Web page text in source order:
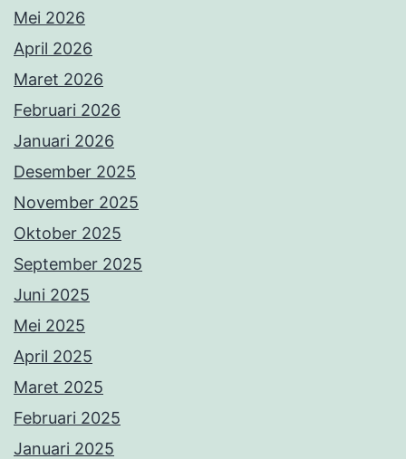
Mei 2026
April 2026
Maret 2026
Februari 2026
Januari 2026
Desember 2025
November 2025
Oktober 2025
September 2025
Juni 2025
Mei 2025
April 2025
Maret 2025
Februari 2025
Januari 2025